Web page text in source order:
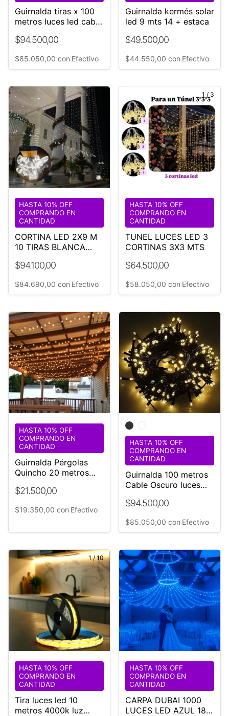
Guirnalda tiras x 100
metros luces led cable
$94.500,00
$85.050,00 con Efectivo
Guirnalda kermés solar
led 9 mts 14 + estaca
$49.500,00
$44.550,00 con Efectivo
1
CORTINA LED 2X9 M
10 TIRAS BLANCA
$94.100,00
HASTA 10% OFF
COMPRANDO EN
CANTIDAD
$84.690,00 con Efectivo
1 / 3
TUNEL LUCES LED 3
CORTINAS 3X3 MTS
$64.500,00
HASTA 10% OFF
COMPRANDO EN
CANTIDAD
$58.050,00 con Efectivo
1/2
Guirnalda Pérgolas
Quincho 20 metros
Interior
$21.500,00
HASTA 10% OFF
COMPRANDO EN
CANTIDAD
$19.350,00 con Efectivo
Guirnalda 100 metros
Cable Oscuro luces
lluvia
$94.500,00
HASTA 10% OFF
COMPRANDO EN
CANTIDAD
$85.050,00 con Efectivo
1/10
Tira luces led 10
metros 4000k luz
HASTA 10% OFF
COMPRANDO EN
CANTIDAD
CARPA DUBAI 1000
LUCES LED AZUL 18
HASTA 10% OFF
COMPRANDO EN
CANTIDAD